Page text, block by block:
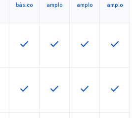
básico
amplo
amplo
amplo
Esta funcionalidade está
check Esta funcionalidade está
check Esta
check Esta
check
Esta funcionalidade está
check Esta funcionalidade está
check Esta
check Esta
check